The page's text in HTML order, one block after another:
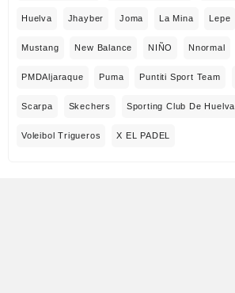
Huelva Jhayber Joma La Mina Lepe
Mustang New Balance NIÑO Nnormal
PMDAljaraque Puma Puntiti Sport Team
Scarpa Skechers Sporting Club De Huelva
Voleibol Trigueros X EL PADEL